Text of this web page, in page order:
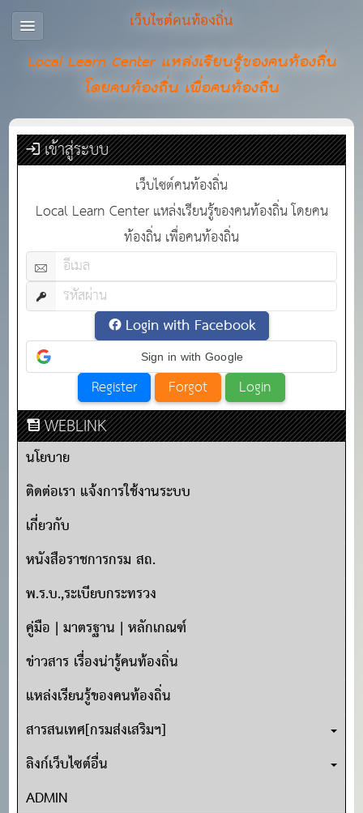
เว็บไซต์คนท้องถิ่น
Local Learn Center แหล่งเรียนรู้ของคนท้องถิ่น
โดยคนท้องถิ่น เพื่อคนท้องถิ่น
เข้าสู่ระบบ
เว็บไซต์คนท้องถิ่น
Local Learn Center แหล่งเรียนรู้ของคนท้องถิ่น โดยคน
ท้องถิ่น เพื่อคนท้องถิ่น
Login with Facebook
Sign in with Google
WEBLINK
นโยบาย
ติดต่อเรา แจ้งการใช้งานระบบ
เกี่ยวกับ
หนังสือราชการกรม สถ.
พ.ร.บ.,ระเบียบกระทรวง
คู่มือ | มาตรฐาน | หลักเกณฑ์
ข่าวสาร เรื่องน่ารู้คนท้องถิ่น
แหล่งเรียนรู้ของคนท้องถิ่น
สารสนเทศ[กรมส่งเสริมฯ]
ลิงก์เว็บไซต์อื่น
ADMIN